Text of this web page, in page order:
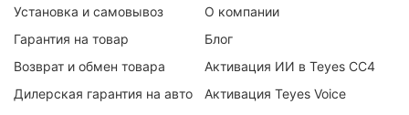
Установка и самовывоз
Гарантия на товар
Возврат и обмен товара
Дилерская гарантия на авто
О компании
Блог
Активация ИИ в Teyes CC4
Активация Teyes Voice